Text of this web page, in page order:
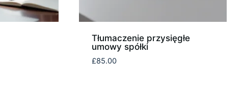
Tłumaczenie przysięgłe
umowy spółki
£85.00